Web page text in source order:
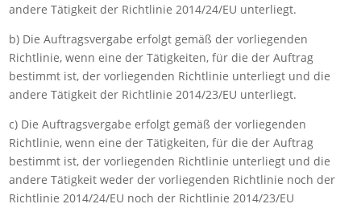
andere Tätigkeit der Richtlinie 2014/24/EU unterliegt.
b) Die Auftragsvergabe erfolgt gemäß der vorliegenden
Richtlinie, wenn eine der Tätigkeiten, für die der Auftrag
bestimmt ist, der vorliegenden Richtlinie unterliegt und die
andere Tätigkeit der Richtlinie 2014/23/EU unterliegt.
c) Die Auftragsvergabe erfolgt gemäß der vorliegenden
Richtlinie, wenn eine der Tätigkeiten, für die der Auftrag
bestimmt ist, der vorliegenden Richtlinie unterliegt und die
andere Tätigkeit weder der vorliegenden Richtlinie noch der
Richtlinie 2014/24/EU noch der Richtlinie 2014/23/EU